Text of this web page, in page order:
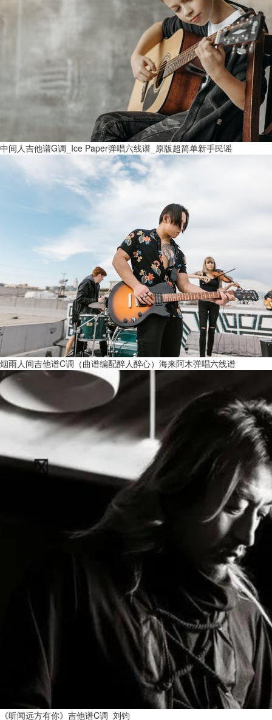
中间人吉他谱G调_Ice Paper弹唱六线谱_原版超简单新手民谣
烟雨人间吉他谱C调（曲谱编配醉人醉心）海来阿木弹唱六线谱
《听闻远方有你》吉他谱C调_刘钧